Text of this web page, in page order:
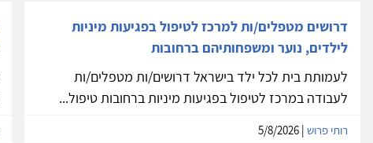
דרושים מטפלים/ות למרכז לטיפול בפגיעות מיניות
לילדים, נוער ומשפחותיהם ברחובות
לעמותת בית לכל ילד בישראל דרושים/ות מטפלים/ות
לעבודה במרכז לטיפול בפגיעות מיניות ברחובות טיפול...
רותי פרוש